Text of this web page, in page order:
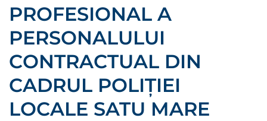
PROFESIONAL A
PERSONALULUI
CONTRACTUAL DIN
CADRUL POLIȚIEI
LOCALE SATU MARE